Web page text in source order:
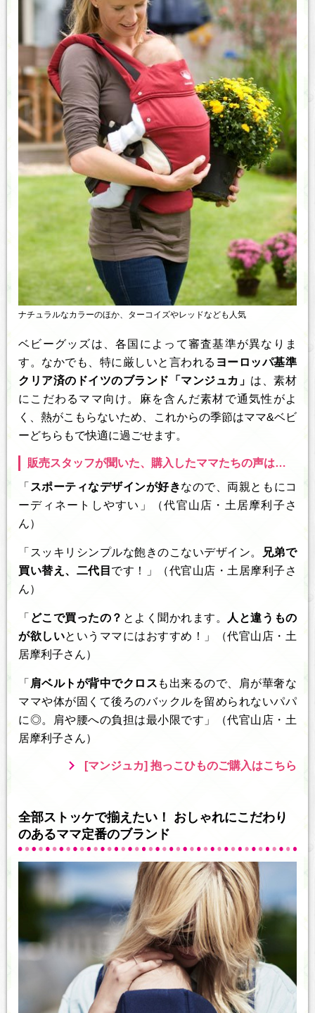
ナチュラルなカラーのほか、ターコイズやレッドなども人気
ベビーグッズは、各国によって審査基準が異なりま
す。なかでも、特に厳しいと言われる ヨーロッパ基準
クリア済のドイツのブランド「マンジュカ」 は、素材
にこだわるママ向け。麻を含んだ素材で通気性がよ
く、熱がこもらないため、これからの季節はママ&ベビ
ーどちらもで快適に過ごせます。
販売スタッフが聞いた、購入したママたちの声は…
「 スポーティなデザインが好きなので、両親ともにコ
ーディネートしやすい」（代官山店・土居摩利子さ
ん）
「スッキリシンプルな飽きのこないデザイン。
兄弟で
買い替え、二代目 です！」（代官山店・土居摩利子さ
ん）
「 どこで買ったの？ とよく聞かれます。
人と違うもの
が欲しいというママにはおすすめ！」（代官山店・土
居摩利子さん）
「 肩ベルトが背中でクロス も出来るので、肩が華奢な
ママや体が固くて後ろのバックルを留められないパパ
に◎。肩や腰への負担は最小限です」（代官山店・土
居摩利子さん）
[マンジュカ] 抱っこひものご購入はこちら
全部ストッケで揃えたい！ おしゃれにこだわり
のあるママ定番のブランド